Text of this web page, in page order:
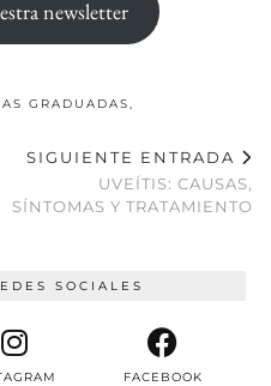
newsletter
GRADUADAS,
SIGUIENTE ENTRADA
UVEÍTIS: CAUSAS,
SÍNTOMAS Y TRATAMIENTO
SOCIALES
FACEBOOK